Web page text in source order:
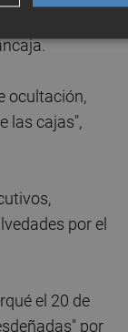
de Bankia,
ocultación,
las cajas",
por el
el 20 de
por